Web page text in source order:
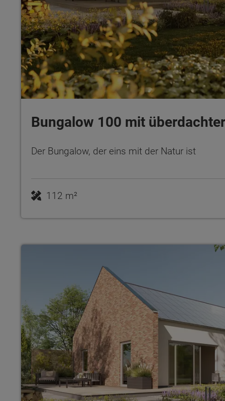
Bungalow 100 mit
Der Bungalow, der eins mit der Natur ist
112 m²